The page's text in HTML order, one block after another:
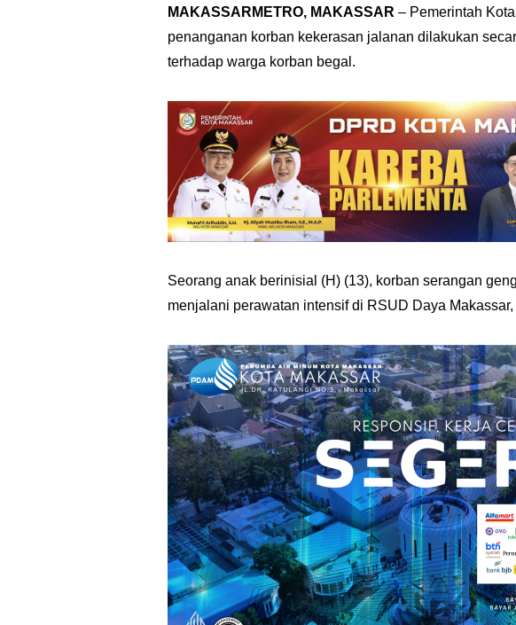
MAKASSARMETRO, MAKASSAR – Pemerintah
penanganan korban kekerasan jalanan dilakukan
terhadap warga korban begal.
Seorang anak berinisial (H) (13), korban serangan
menjalani perawatan intensif di RSUD Daya